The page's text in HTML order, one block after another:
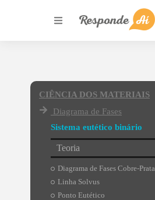
CIÊNCIA DOS MATERIAIS
Diagrama de Fases
Sistema eutético binário
Teoria
Diagrama de Fases Cobre-Prata
Linha Solvus
Ponto Eutético